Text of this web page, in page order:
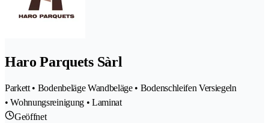
Haro Parquets Sàrl
Parkett • Bodenbeläge Wandbeläge • Bodenschleifen Versiegeln
• Wohnungsreinigung • Laminat
Geöffnet